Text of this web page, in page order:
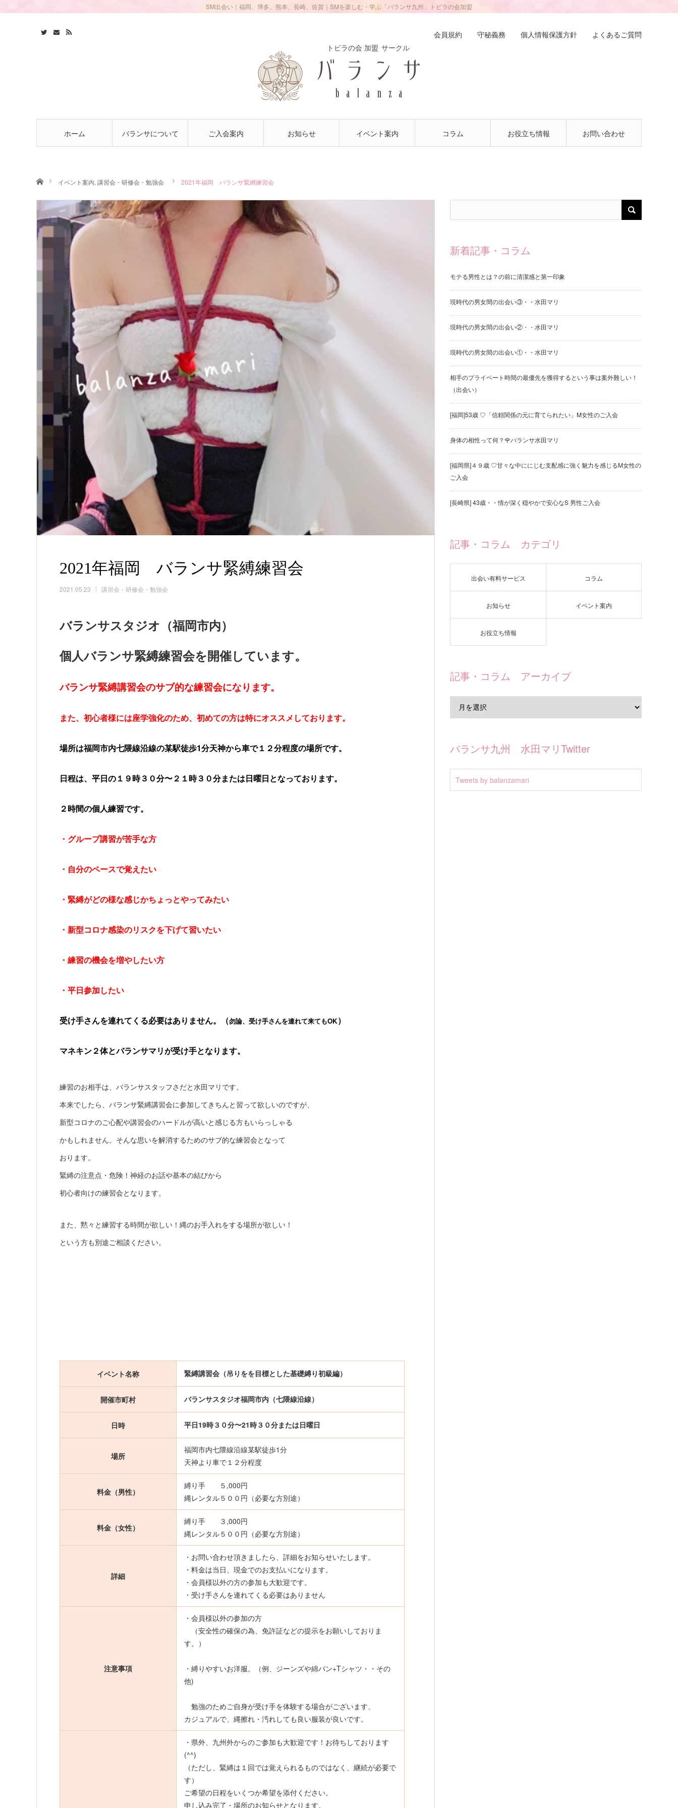
SM出会い｜福岡、博多、熊本、長崎、佐賀｜SMを楽しむ・学ぶ「バランサ九州」トビラの会加盟
トビラの会 加盟 サークル
ホーム バランサについて ご入会案内 お知らせ イベント案内 コラム お役立ち情報 お問い合わせ
会員規約 守秘義務 個人情報保護方針 よくあるご質問
ホームイベント案内, 講習会・研修会・勉強会 2021年福岡 バランサ緊縛練習会
2021年福岡 バランサ緊縛練習会
2021.05.23 講習会・研修会・勉強会
バランサスタジオ（福岡市内）
個人バランサ緊縛練習会を開催しています。
バランサ緊縛講習会のサブ的な練習会になります。
また、初心者様には座学強化のため、初めての方は特にオススメしております。
場所は福岡市内七隈線沿線の某駅徒歩1分天神から車で１２分程度の場所です。
日程は、平日の１９時３０分〜２１時３０分または日曜日となっております。
２時間の個人練習です。
・グループ講習が苦手な方
・自分のペースで覚えたい
・緊縛がどの様な感じかちょっとやってみたい
・新型コロナ感染のリスクを下げて習いたい
・練習の機会を増やしたい方
・平日参加したい
受け手さんを連れてくる必要はありません。（勿論、受け手さんを連れて来てもOK）
マネキン２体とバランサマリが受け手となります。
練習のお相手は、バランサスタッフさだと水田マリです。
本来でしたら、バランサ緊縛講習会に参加してきちんと習って欲しいのですが、
新型コロナのご心配や講習会のハードルが高いと感じる方もいらっしゃる
かもしれません。そんな思いを解消するためのサブ的な練習会となって
おります。
緊縛の注意点・危険！神経のお話や基本の結びから
初心者向けの練習会となります。
また、黙々と練習する時間が欲しい！縄のお手入れをする場所が欲しい！
という方も別途ご相談ください。
イベント名称 緊縛講習会（吊りをを目標とした基礎縛り初級編）
開催市町村 バランサスタジオ福岡市内（七隈線沿線）
日時 平日19時３０分〜21時３０分または日曜日
場所
福岡市内七隈線沿線某駅徒歩1分
天神より車で１２分程度
料金（男性）
縛り手 ５,000円
縄レンタル５００円（必要な方別途）
料金（女性）
縛り手 ３,000円
縄レンタル５００円（必要な方別途）
詳細
・お問い合わせ頂きましたら、詳細をお知らせいたします。
・料金は当日、現金でのお支払いになります。
・会員様以外の方の参加も大歓迎です。
・受け手さんを連れてくる必要はありません
注意事項
・会員様以外の参加の方
（安全性の確保の為、免許証などの提示をお願いしておりま
す。）
・縛りやすいお洋服。（例、ジーンズや綿パン+Tシャツ・・その
他)
勉強のためご自身が受け手を体験する場合がございます、
カジュアルで、縄擦れ・汚れしても良い服装が良いです。
・県外、九州外からのご参加も大歓迎です！お待ちしております
(^^)
（ただし、緊縛は１回では覚えられるものではなく、継続が必要で
す）
ご希望の日程をいくつか希望を添付ください。
申し込み完了・場所のお知らせとなります。
新着記事・コラム
モテる男性とは？の前に清潔感と第一印象
現時代の男女間の出会い③・・水田マリ
現時代の男女間の出会い②・・水田マリ
現時代の男女間の出会い①・・水田マリ
相手のプライベート時間の最優先を獲得するという事は案外難しい！
（出会い）
[福岡]53歳 ♡「信頼関係の元に育てられたい」M女性のご入会
身体の相性って何？🌹バランサ水田マリ
[福岡県]４９歳 ♡甘々な中ににじむ支配感に強く魅力を感じるM女性の
ご入会
[長崎県] 43歳・・情が深く穏やかで安心なS 男性ご入会
記事・コラム カテゴリ
出会い有料サービス コラム
お知らせ イベント案内
お役立ち情報
記事・コラム アーカイブ
バランサ九州 水田マリTwitter
Tweets by balanzamari